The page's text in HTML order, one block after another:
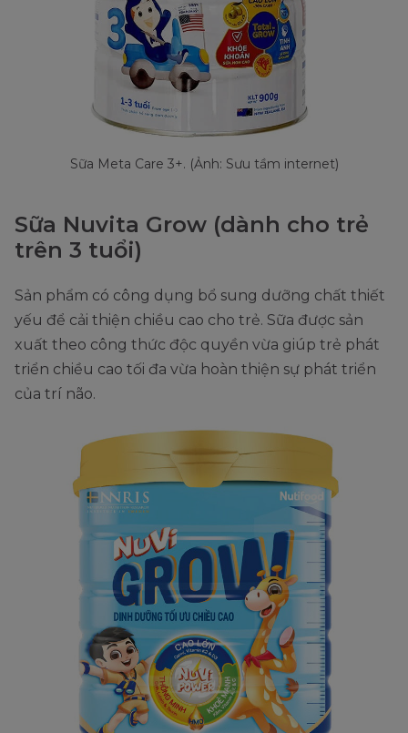
Sữa Meta Care 3+. (Ảnh: Sưu tầm internet)
Sữa Nuvita Grow (dành cho trẻ
trên 3 tuổi)
Sản phẩm có công dụng bổ sung dưỡng chất thiết
yếu để cải thiện chiều cao cho trẻ. Sữa được sản
xuất theo công thức độc quyền vừa giúp trẻ phát
triển chiều cao tối đa vừa hoàn thiện sự phát triển
của trí não.